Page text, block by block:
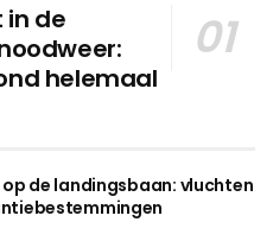
in de
helemaal
de landingsbaan: vluchten